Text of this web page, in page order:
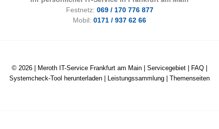
Festnetz: 069 / 170 776 877
Mobil: 0171 / 937 62 66
© 2026 | Meroth IT-Service Frankfurt am Main Servicegebiet FAQ
Systemcheck-Tool herunterladen
Leistungssammlung Themenseiten